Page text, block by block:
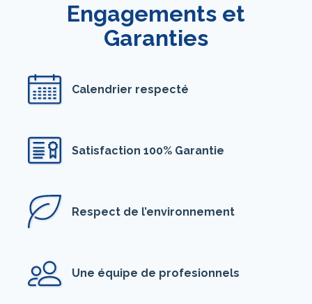
Engagements et
Garanties
Calendrier respecté
Satisfaction 100% Garantie
Respect de l’environnement
Une équipe de profesionnels